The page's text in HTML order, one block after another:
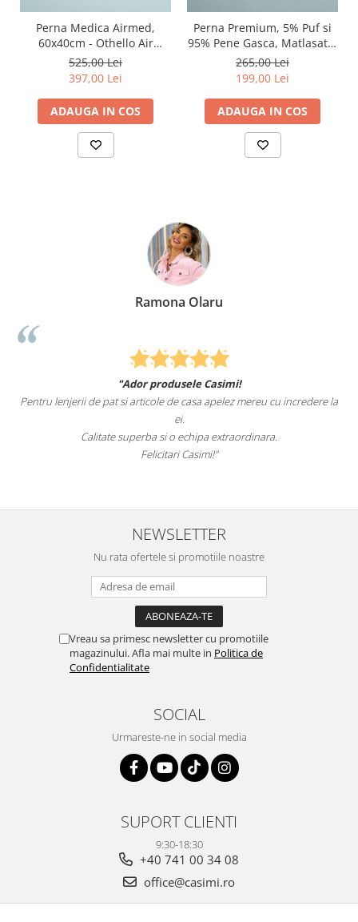
Perna Medica Airmed,
60x40cm - Othello Air
Channel
525,00 Lei
397,00 Lei
ADAUGA IN COS
Perna Premium, 5% Puf si
95% Pene Gasca, Matlasata,
50x70 cm - Othello Clara
265,00 Lei
199,00 Lei
ADAUGA IN COS
mereu cu incredere la
Felcitari oameni minunati pentru produsele
sunteti cei mai buni. Nepotii mei au fost tare
Recomand cu drag si increde
NEWSLETTER
Nu rata ofertele si promotiile noastre
Vreau sa primesc newsletter cu promotiile
magazinului. Afla mai multe in Politica de
Confidentialitate
SOCIAL
Urmareste-ne in social media
SUPORT CLIENTI
9:30-18:30
+40 741 00 34 08
office@casimi.ro